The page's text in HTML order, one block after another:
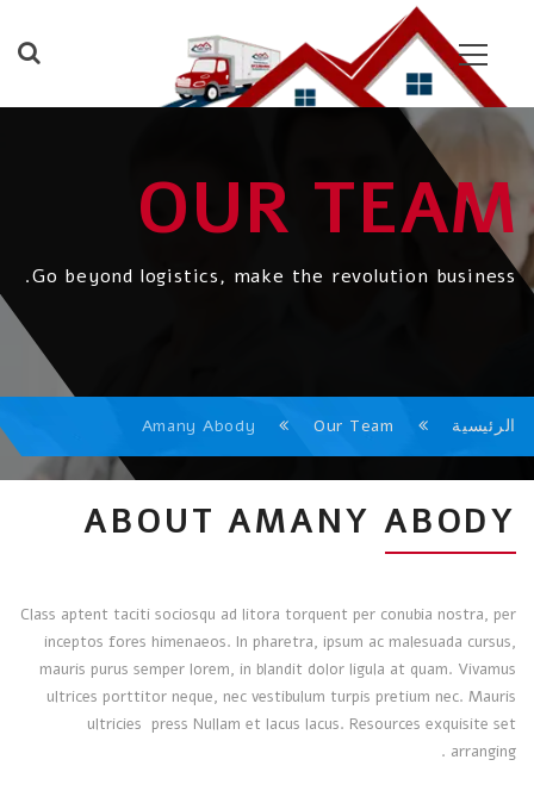
OUR TEAM
Go beyond logistics, make the revolution business.
الرئيسية Our Team
Amany Abody
ABOUT AMANY ABODY
Class aptent taciti sociosqu ad litora torquent per conubia nostra, per
inceptos fores himenaeos. In pharetra, ipsum ac malesuada cursus,
mauris purus semper lorem, in blandit dolor ligula at quam. Vivamus
ultrices porttitor neque, nec vestibulum turpis pretium nec. Mauris
ultricies press Nullam et lacus lacus. Resources exquisite set
arranging .